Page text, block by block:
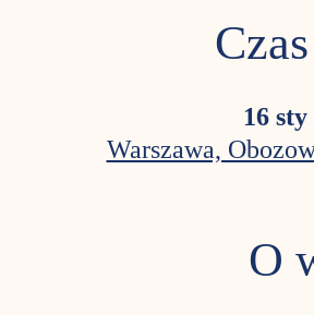
16
Warszawa,
O